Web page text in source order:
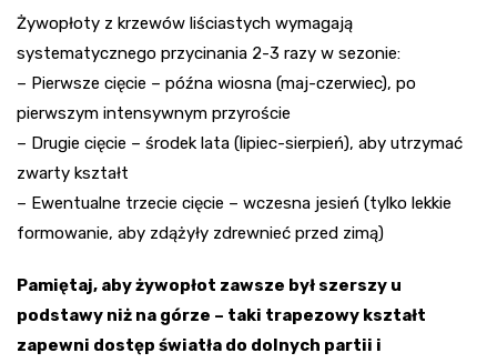
Żywopłoty z krzewów liściastych wymagają
systematycznego przycinania 2-3 razy w sezonie:
– Pierwsze cięcie – późna wiosna (maj-czerwiec), po
pierwszym intensywnym przyroście
– Drugie cięcie – środek lata (lipiec-sierpień), aby utrzymać
zwarty kształt
– Ewentualne trzecie cięcie – wczesna jesień (tylko lekkie
formowanie, aby zdążyły zdrewnieć przed zimą)
Pamiętaj, aby żywopłot zawsze był szerszy u
podstawy niż na górze – taki trapezowy kształt
zapewni dostęp światła do dolnych partii i